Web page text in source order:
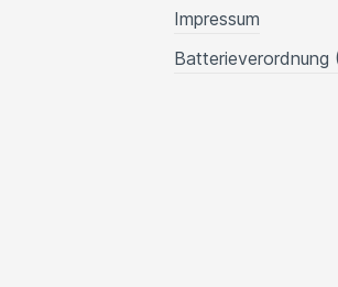
Impressum
Batterieverordnung